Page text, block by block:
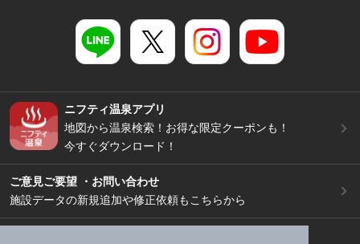
ニフティ温泉アプリ
地図から温泉検索！お得な限定クーポンも！
今すぐダウンロード！
ご意見ご要望 ・お問い合わせ
施設データの新規追加や修正依頼もこちらから